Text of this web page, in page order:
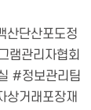
산단산포도정
램관리자협회
#정보관리팀
거래포장재